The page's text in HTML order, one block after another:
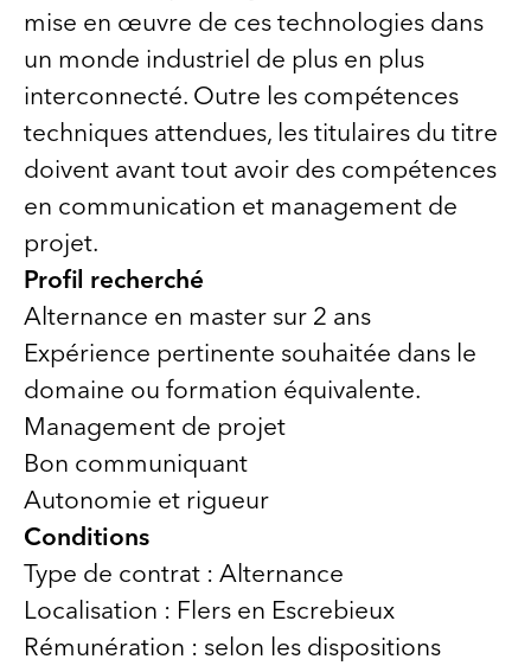
mise en œuvre de ces technologies dans
un monde industriel de plus en plus
interconnecté. Outre les compétences
techniques attendues, les titulaires du titre
doivent avant tout avoir des compétences
en communication et management de
projet.
Profil recherché
Alternance en master sur 2 ans
Expérience pertinente souhaitée dans le
domaine ou formation équivalente.
Management de projet
Bon communiquant
Autonomie et rigueur
Conditions
Type de contrat : Alternance
Localisation : Flers en Escrebieux
Rémunération : selon les dispositions